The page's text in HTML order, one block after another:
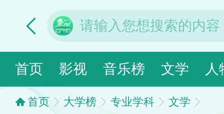
首页 影视 音乐榜 文学 人
首页 大学榜 专业学科 文学